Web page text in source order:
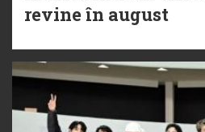
revine în august